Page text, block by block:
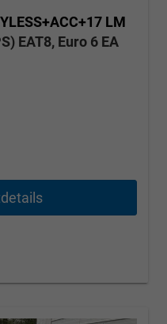
LM
EAT8, Euro 6 EA